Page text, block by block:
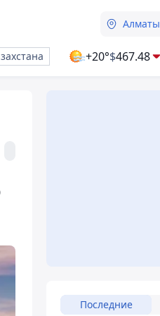
Алматы
+20°$467.48
Последние